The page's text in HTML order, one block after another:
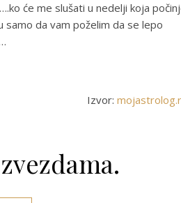
će me slušati u nedelji koja
samo da vam poželim da se lepo
Izvor: